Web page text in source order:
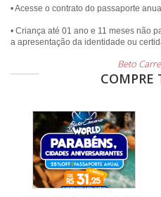
• Acesse o contrato do passaporte anual
• Criança até 01 ano e 11 meses não
a apresentação da identidade ou
Beto
COMPRE